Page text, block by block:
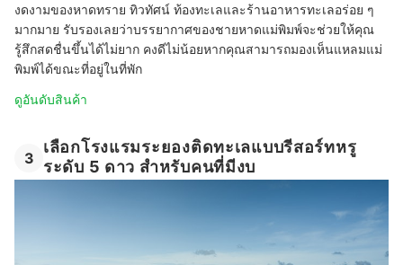
งดงามของหาดทราย ทิวทัศน์ ท้องทะเลและร้านอาหารทะเลอร่อย ๆ
มากมาย รับรองเลยว่าบรรยากาศของชายหาดแม่พิมพ์จะช่วยให้คุณ
รู้สึกสดชื่นขึ้นได้ไม่ยาก คงดีไม่น้อยหากคุณสามารถมองเห็นแหลมแม่
พิมพ์ได้ขณะที่อยู่ในที่พัก
ดูอันดับสินค้า
3
เลือกโรงแรมระยองติดทะเลแบบรีสอร์ทหรู
ระดับ 5 ดาว สำหรับคนที่มีงบ